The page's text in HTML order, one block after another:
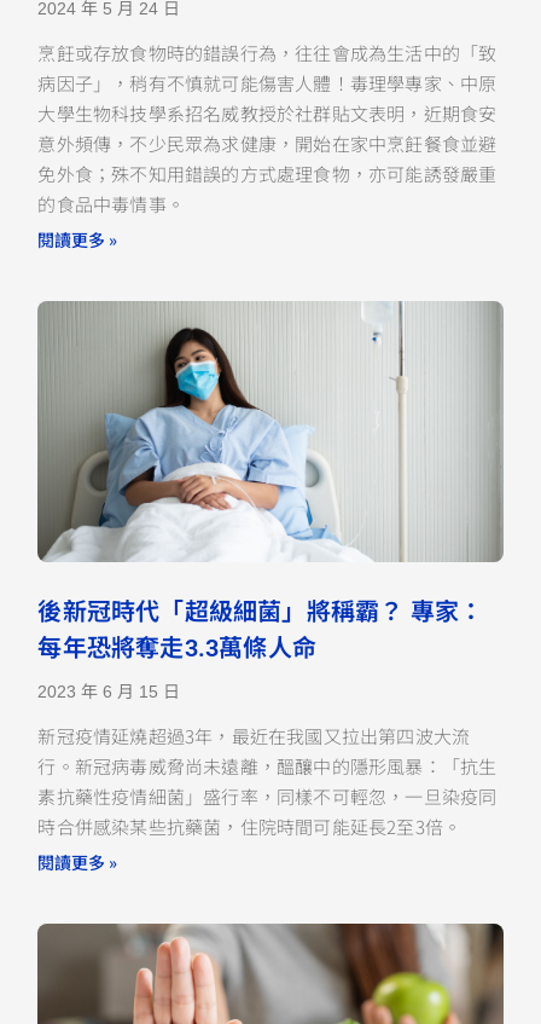
2024 年 5 月 24 日
烹飪或存放食物時的錯誤行為，往往會成為生活中的「致
病因子」，稍有不慎就可能傷害人體！毒理學專家、中原
大學生物科技學系招名威教授於社群貼文表明，近期食安
意外頻傳，不少民眾為求健康，開始在家中烹飪餐食並避
免外食；殊不知用錯誤的方式處理食物，亦可能誘發嚴重
的食品中毒情事。
閱讀更多 »
後新冠時代「超級細菌」將稱霸？ 專家：
每年恐將奪走3.3萬條人命
2023 年 6 月 15 日
新冠疫情延燒超過3年，最近在我國又拉出第四波大流
行。新冠病毒威脅尚未遠離，醞釀中的隱形風暴：「抗生
素抗藥性疫情細菌」盛行率，同樣不可輕忽，一旦染疫同
時合併感染某些抗藥菌，住院時間可能延長2至3倍。
閱讀更多 »